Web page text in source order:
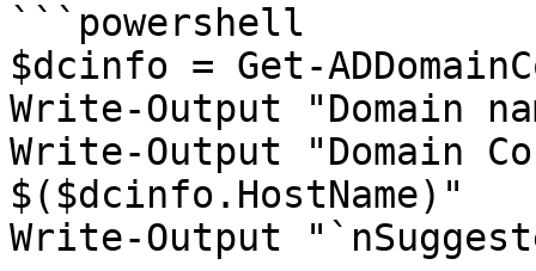
```powershell
$dcinfo = Get-
Write-Output "Domain
Write-Output "Domain
$($dcinfo.HostName)"
Write-Output